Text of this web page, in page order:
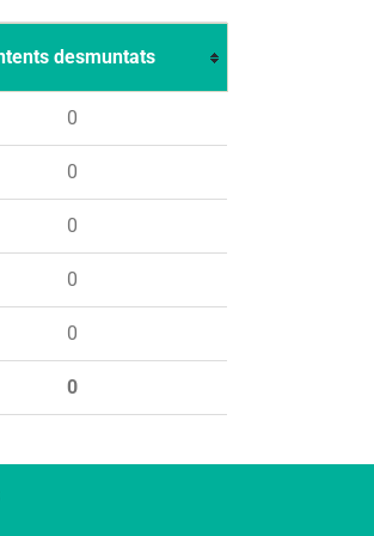
desmuntats
0
0
0
0
0
0